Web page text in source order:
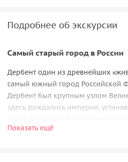
Подробнее об экскурсии
Самый старый город в России
Дербент один из древнейших
самый южный город Российской
Дербент был крупным узлом
здесь рождались империи,
величественные крепости. За
Показать ещё